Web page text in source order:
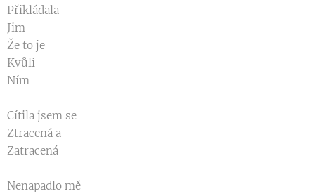
Přikládala
Jim
Že to je
Kvůli
Ním
Cítila jsem se
Ztracená a
Zatracená
Nenapadlo mě